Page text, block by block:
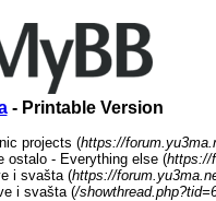
- Printable Version
projects (https://
ostalo - Everything else (https://
i svašta (https://
i svašta (/